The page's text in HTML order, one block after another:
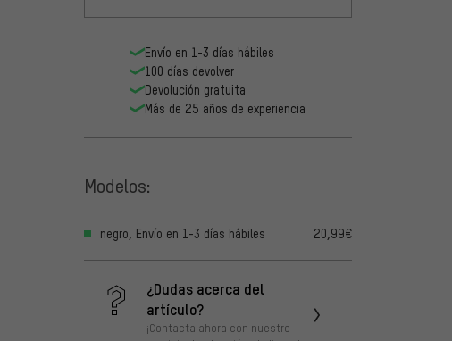
Envío en 1-3 días hábiles
100 días devolver
Devolución gratuita
Más de 25 años de experiencia
Modelos:
negro, Envío en 1-3 días hábiles 20,99€
¿Dudas acerca del
artículo?
¡Contacta ahora con nuestro